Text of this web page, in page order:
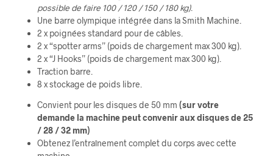
possible de faire 100 / 120 / 150 / 180 kg).
Une barre olympique intégrée dans la Smith Machine.
2 x poignées standard pour de câbles.
2 x “spotter arms” (poids de chargement max 300 kg).
2 x “J Hooks” (poids de chargement max 300 kg).
Traction barre.
8 x stockage de poids libre.
Convient pour les disques de 50 mm (sur votre
demande la machine peut convenir aux disques de 25
/ 28 / 32 mm)
Obtenez l’entraînement complet du corps avec cette